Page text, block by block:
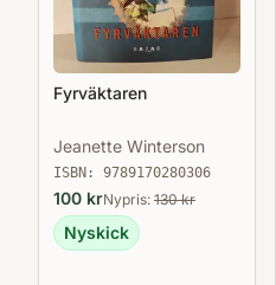
Fyrväktaren
Jeanette Winterson
ISBN: 9789170280306
100 krNypris: 130kr
Nyskick